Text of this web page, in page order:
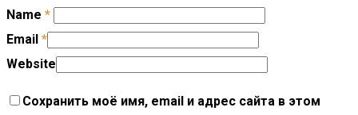
Name *
Email *
Website
Сохранить моё имя, email и адрес сайта в этом